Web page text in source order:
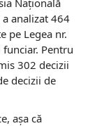
Națională
analizat 464
pe Legea nr.
Pentru
302 decizii
decizii de
așa că